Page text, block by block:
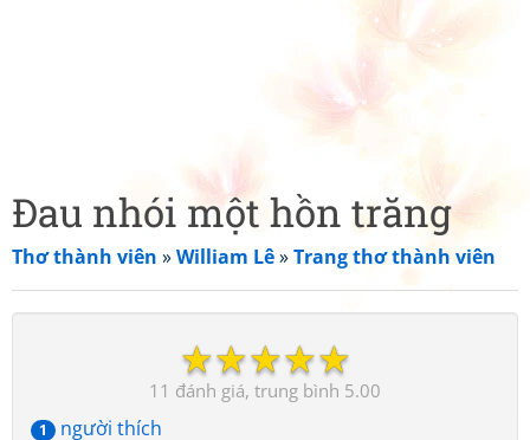
Đau nhói một hồn trăng
Thơ thành viên »William Lê»Trang thơ thành viên
☆
☆
☆
☆
☆
11 5.00
1
người thích